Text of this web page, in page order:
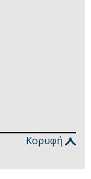
Κορυφή